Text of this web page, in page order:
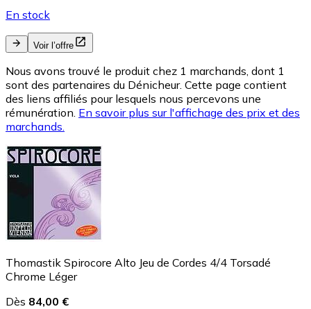
En stock
Voir l’offre
Nous avons trouvé le produit chez 1 marchands, dont 1
sont des partenaires du Dénicheur. Cette page contient
des liens affiliés pour lesquels nous percevons une
rémunération. En savoir plus sur l'affichage des prix et des
marchands.
Thomastik Spirocore Alto Jeu de Cordes 4/4 Torsadé
Chrome Léger
Dès 84,00 €